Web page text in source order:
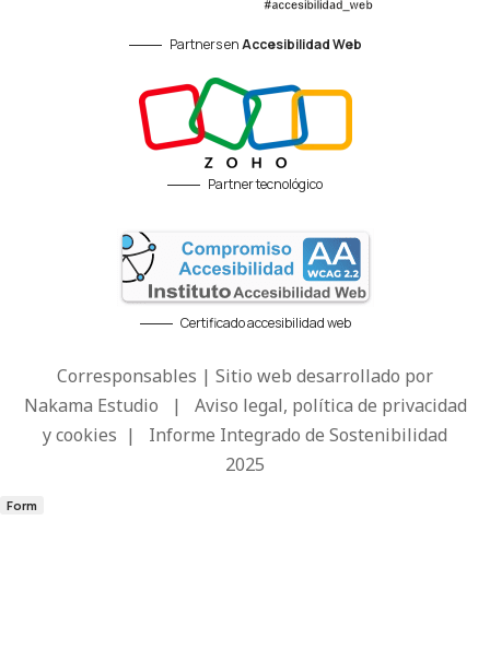
Partners enAccesibilidad Web
Partner tecnológico
Certificado accesibilidad web
Corresponsables | Sitio web desarrollado por
Nakama Estudio | Aviso legal, política de privacidad
y cookies | Informe Integrado de Sostenibilidad
2025
Form